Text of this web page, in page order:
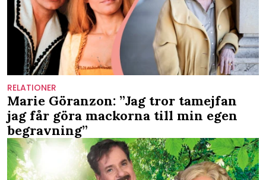
RELATIONER
Marie Göranzon: ”Jag tror tamejfan
jag får göra mackorna till min egen
begravning”